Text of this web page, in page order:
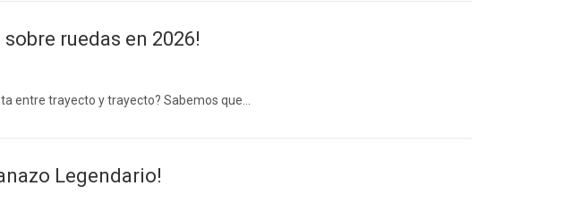
ruedas en 2026!
entre trayecto y trayecto? Sabemos que…
Legendario!